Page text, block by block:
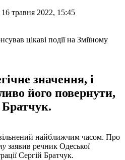
травня 2022, 15:45
значення, і
його повернути,
Братчук.
найближчим часом. Про
заявив речник Одеської
Сергій Братчук.